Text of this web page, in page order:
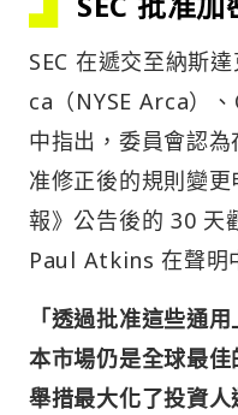
SEC 在遞交至納斯
ca（NYSE Arca）
中指出，委員會認
准修正後的規則變
報》公告後的 30 天
Paul Atkins 在聲明
「透過批准這些通
本市場仍是全球最
舉措最大化了投資